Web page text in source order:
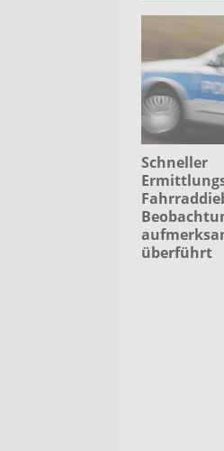
Schneller
überführt